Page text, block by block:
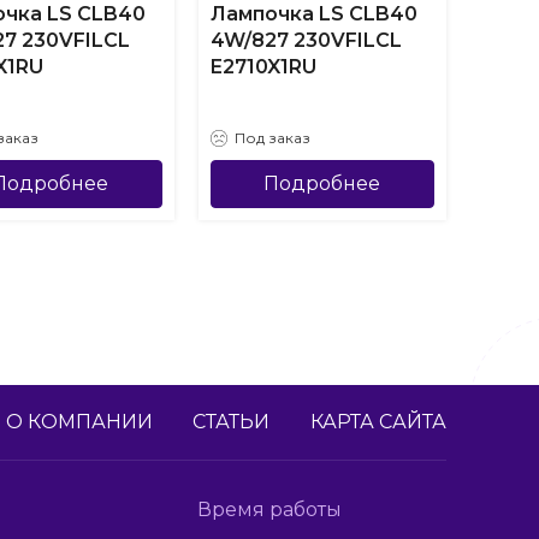
LS CLB40
230VFILCL
Лампочка LS CLB40
4W/827 230VFILCL
E2710X1RU
Под заказ
Подробнее
О КОМПАНИИ СТАТЬИ КАРТА САЙТА
Время работы